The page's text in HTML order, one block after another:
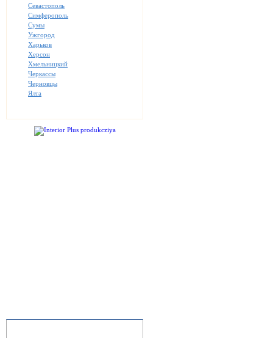
Севастополь
Симферополь
Сумы
Ужгород
Харьков
Херсон
Хмельницкий
Черкассы
Черновцы
Ялта